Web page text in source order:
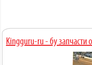
Kingguru-ru - бу запчасти